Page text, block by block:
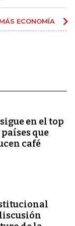
MÁS ECONOMÍA
en el top
que
café